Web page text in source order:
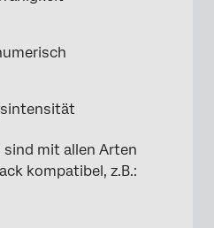
sind mit allen Arten
kompatibel, z.B.: